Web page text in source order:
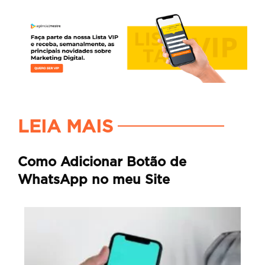
LEIA MAIS
Como Adicionar Botão de
WhatsApp no meu Site